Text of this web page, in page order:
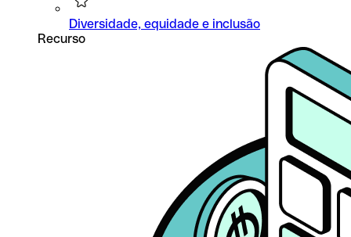
Diversidade, equidade e inclusão
Recurso